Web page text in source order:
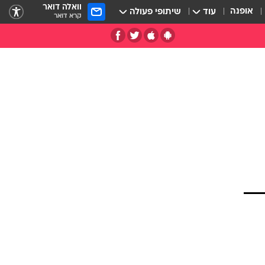
אופנה עוד שיתופי פעולה וואלה דואר
קרא דואר